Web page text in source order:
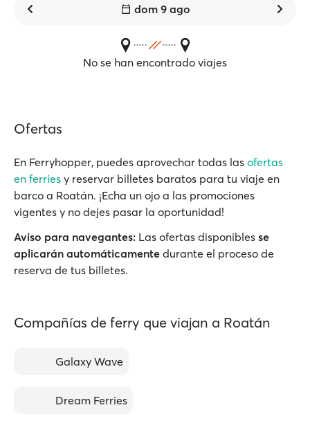
dom 9 ago
No se han encontrado viajes
Ofertas
En Ferryhopper, puedes aprovechar todas las ofertas
en ferries y reservar billetes baratos para tu viaje en
barco a Roatán. ¡Echa un ojo a las promociones
vigentes y no dejes pasar la oportunidad!
Aviso para navegantes: Las ofertas disponibles se
aplicarán automáticamente durante el proceso de
reserva de tus billetes.
Compañías de ferry que viajan a Roatán
Galaxy Wave
Dream Ferries